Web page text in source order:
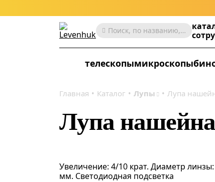
Поиск, по названию, артикулу, категории и др.
телескопымикроскопы
Главная Каталог Лупы Лупа
Лупа
Увеличение: 4/10 крат. Диаметр
мм. Светодиодная подсветка